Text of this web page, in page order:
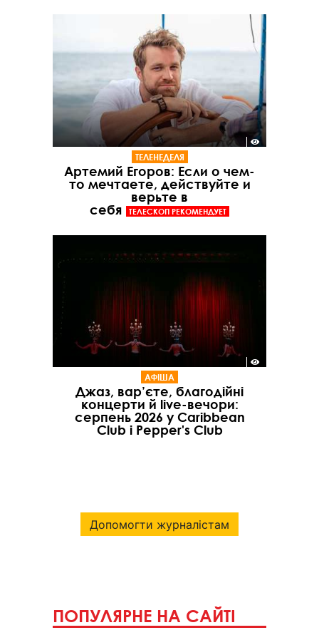
ТЕЛЕНЕДЕЛЯ
Артемий Егоров: Если о чем-
то мечтаете, действуйте и
верьте в
себя
ТЕЛЕСКОП РЕКОМЕНДУЕТ
АФІША
Джаз, вар’єте, благодійні
концерти й live-вечори:
серпень 2026 у Caribbean
Club і Pepper's Club
Допомогти журналістам
ПОПУЛЯРНЕ НА САЙТІ